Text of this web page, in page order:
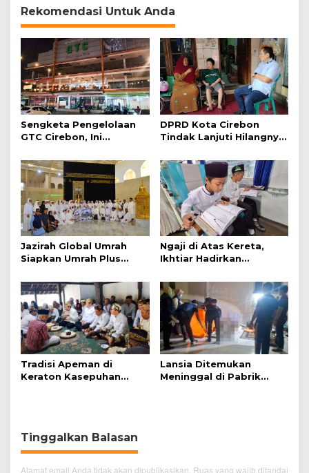
Rekomendasi Untuk Anda
Sengketa Pengelolaan
GTC Cirebon, Ini
Simanjuntak
DPRD Kota Cirebon
Tindak Lanjuti Hilangnya
Disabilitas
Jazirah Global Umrah
Siapkan Umrah Plus
Baru 2027
Ngaji di Atas Kereta,
Ikhtiar Hadirkan
Nyaman
Tradisi Apeman di
Keraton Kasepuhan
Lansia Ditemukan
Meninggal di Pabrik
Tinggalkan Balasan
Alamat email Anda tidak akan dipublikasikan. Ruas yang wajib ditandai